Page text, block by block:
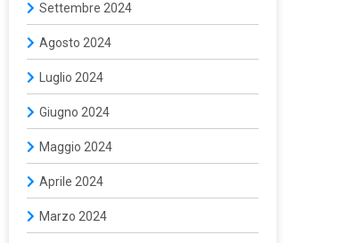
Settembre 2024
Agosto 2024
Luglio 2024
Giugno 2024
Maggio 2024
Aprile 2024
Marzo 2024